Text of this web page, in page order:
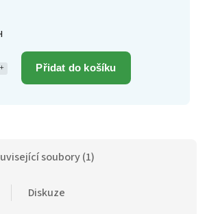
Přidat do košíku
soubory (1)
Diskuze